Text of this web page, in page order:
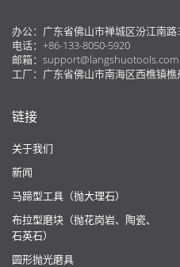
办公：广东省佛山市禅城区汾江南路
电话：+86-133-8050-5920
邮箱： support@langshuotools.com
工厂：广东省佛山市南海区西樵镇
链接
关于我们
新闻
马蹄型工具（抛大理石）
布拉型磨块（抛花岗岩、陶瓷、
石英石）
圆形抛光磨具